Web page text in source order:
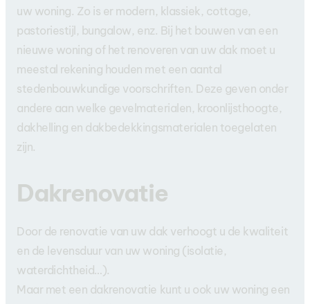
uw woning. Zo is er modern, klassiek, cottage,
pastoriestijl, bungalow, enz. Bij het bouwen van een
nieuwe woning of het renoveren van uw dak moet u
meestal rekening houden met een aantal
stedenbouwkundige voorschriften. Deze geven onder
andere aan welke gevelmaterialen, kroonlijsthoogte,
dakhelling en dakbedekkingsmaterialen toegelaten
zijn.
Dakrenovatie
Door de renovatie van uw dak verhoogt u de kwaliteit
en de levensduur van uw woning (isolatie,
waterdichtheid…).
Maar met een dakrenovatie kunt u ook uw woning een